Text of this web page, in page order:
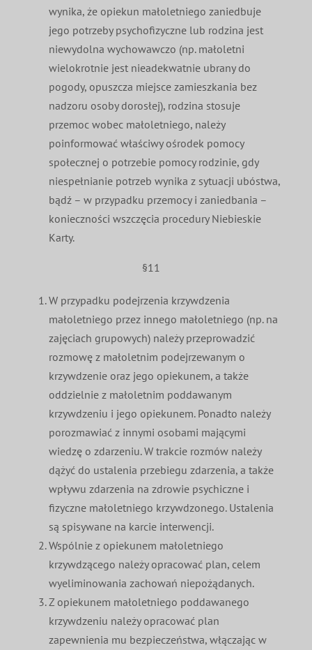
wynika, że opiekun małoletniego zaniedbuje
jego potrzeby psychofizyczne lub rodzina jest
niewydolna wychowawczo (np. małoletni
wielokrotnie jest nieadekwatnie ubrany do
pogody, opuszcza miejsce zamieszkania bez
nadzoru osoby dorosłej), rodzina stosuje
przemoc wobec małoletniego, należy
poinformować właściwy ośrodek pomocy
społecznej o potrzebie pomocy rodzinie, gdy
niespełnianie potrzeb wynika z sytuacji ubóstwa,
bądź – w przypadku przemocy i zaniedbania –
konieczności wszczęcia procedury Niebieskie
Karty.
§11
W przypadku podejrzenia krzywdzenia
małoletniego przez innego małoletniego (np. na
zajęciach grupowych) należy przeprowadzić
rozmowę z małoletnim podejrzewanym o
krzywdzenie oraz jego opiekunem, a także
oddzielnie z małoletnim poddawanym
krzywdzeniu i jego opiekunem. Ponadto należy
porozmawiać z innymi osobami mającymi
wiedzę o zdarzeniu. W trakcie rozmów należy
dążyć do ustalenia przebiegu zdarzenia, a także
wpływu zdarzenia na zdrowie psychiczne i
fizyczne małoletniego krzywdzonego. Ustalenia
są spisywane na karcie interwencji.
Wspólnie z opiekunem małoletniego
krzywdzącego należy opracować plan, celem
wyeliminowania zachowań niepożądanych.
Z opiekunem małoletniego poddawanego
krzywdzeniu należy opracować plan
zapewnienia mu bezpieczeństwa, włączając w